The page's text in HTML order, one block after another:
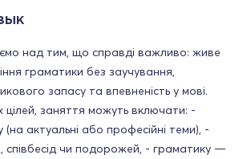
над тим, що справді важливо: живе
граматики без заучування,
запасу та впевненість у мові.
заняття можуть включати: -
актуальні або професійні теми), -
співбесід чи подорожей, - граматику —